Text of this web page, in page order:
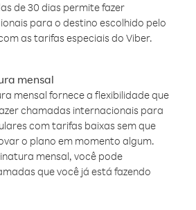
de 30 dias permite fazer
para o destino escolhido pelo
as tarifas especiais do Viber.
mensal
mensal fornece a flexibilidade que
chamadas internacionais para
com tarifas baixas sem que
o plano em momento algum.
mensal, você pode
que você já está fazendo